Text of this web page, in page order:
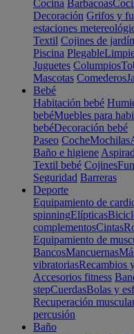
Cocina Barbacoas
Decoración Grifos y
estaciones
Textil Cojines de jardín
Piscina Plegable
Juguetes Columpios
Mascotas Comederos
Bebé
Habitación bebé
bebéMuebles para
bebéDecoración bebé
Paseo CocheMochilas
Baño e higiene
Textil bebé Cojines
Seguridad Barreras
Deporte
Equipamiento de
spinningElípticas
complementosCintas
Equipamiento de
BancosMancuernas
vibratoriasRecambios
Accesorios fitness
stepCuerdasBolas y
Recuperación
percusión
Baño